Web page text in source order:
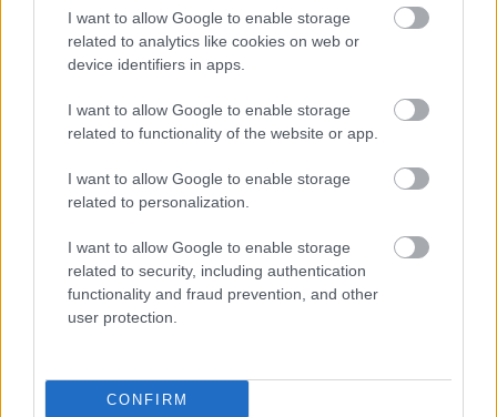
I want to allow Google to enable storage
related to analytics like cookies on web or
device identifiers in apps.
I want to allow Google to enable storage
related to functionality of the website or app.
I want to allow Google to enable storage
related to personalization.
I want to allow Google to enable storage
related to security, including authentication
functionality and fraud prevention, and other
user protection.
CONFIRM